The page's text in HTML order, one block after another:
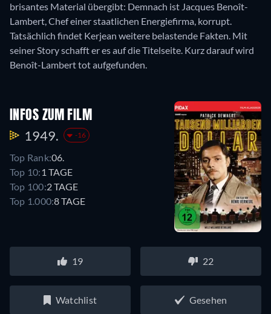
brisantes Material übergibt: Demnach ist Jacques Benoît-
Lambert, Chef einer staatlichen Energiefirma, korrupt.
Tatsächlich findet Kerjean weitere belastende Fakten. Mit
seiner Story schafft er es auf die Titelseite. Kurz darauf wird
Benoît-Lambert tot aufgefunden.
INFOS ZUM FILM
1949. -16
Top Rank:06.
Top 10: 1 TAGE
Top 100:2 TAGE
Top 1.000:8 TAGE
19 22
Watchlist Gesehen